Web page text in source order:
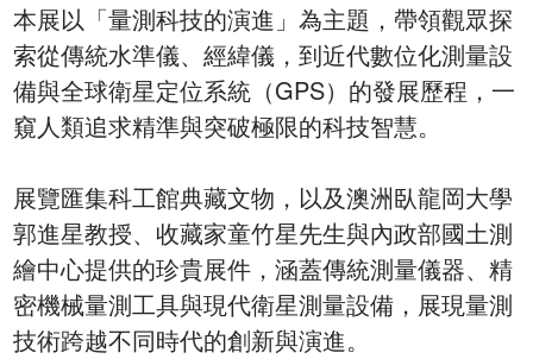
本展以「量測科技的演進」為主題，帶領觀眾探
索從傳統水準儀、經緯儀，到近代數位化測量設
備與全球衛星定位系統（GPS）的發展歷程，一
窺人類追求精準與突破極限的科技智慧。
展覽匯集科工館典藏文物，以及澳洲臥龍岡大學
郭進星教授、收藏家童竹星先生與內政部國土測
繪中心提供的珍貴展件，涵蓋傳統測量儀器、精
密機械量測工具與現代衛星測量設備，展現量測
技術跨越不同時代的創新與演進。